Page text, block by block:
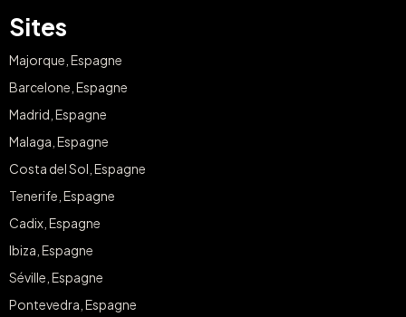
Sites
Majorque, Espagne
Barcelone, Espagne
Madrid, Espagne
Malaga, Espagne
Costa del Sol, Espagne
Tenerife, Espagne
Cadix, Espagne
Ibiza, Espagne
Séville, Espagne
Pontevedra, Espagne